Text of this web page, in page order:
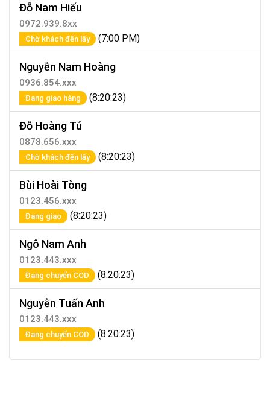
Đỗ Nam Hiếu
0972.939.8xx
Chờ khách đến lấy (7:00 PM)
Nguyễn Nam Hoàng
0936.854.xxx
Đang giao hàng (8:20:23)
Đỗ Hoàng Tú
0878.656.xxx
Chờ khách đến lấy (8:20:23)
Bùi Hoài Tòng
0123.456.xxx
Đang giao (8:20:23)
Ngô Nam Anh
0123.443.xxx
Đang chuyển COD (8:20:23)
Nguyễn Tuấn Anh
0123.443.xxx
Đang chuyển COD (8:20:23)